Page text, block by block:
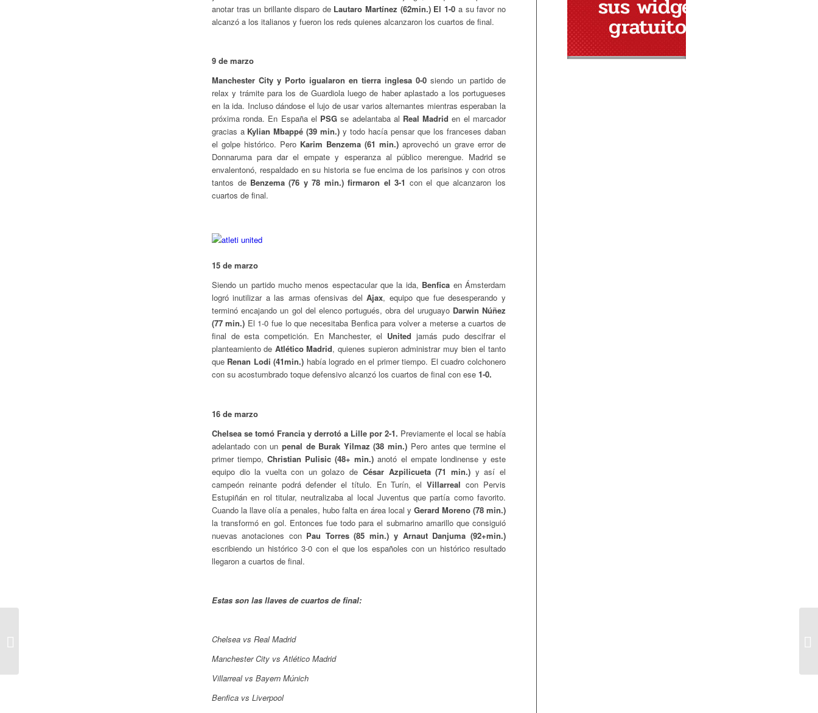
anotar tras un brillante disparo de Lautaro Martínez (62min.) El 1-0 a su favor no
alcanzó a los italianos y fueron los reds quienes alcanzaron los cuartos de final.
9 de marzo
Manchester City y Porto igualaron en tierra inglesa 0-0 siendo un partido de
relax y trámite para los de Guardiola luego de haber aplastado a los portugueses
en la ida. Incluso dándose el lujo de usar varios alternantes mientras esperaban la
próxima ronda. En España el PSG se adelantaba al Real Madrid en el marcador
gracias a Kylian Mbappé (39 min.) y todo hacía pensar que los franceses daban
el golpe histórico. Pero Karim Benzema (61 min.) aprovechó un grave error de
Donnaruma para dar el empate y esperanza al público merengue. Madrid se
envalentonó, respaldado en su historia se fue encima de los parisinos y con otros
tantos de Benzema (76 y 78 min.) firmaron el 3-1 con el que alcanzaron los
cuartos de final.
15 de marzo
Siendo un partido mucho menos espectacular que la ida, Benfica en Ámsterdam
logró inutilizar a las armas ofensivas del Ajax, equipo que fue desesperando y
terminó encajando un gol del elenco portugués, obra del uruguayo Darwin Núñez
(77 min.) El 1-0 fue lo que necesitaba Benfica para volver a meterse a cuartos de
final de esta competición. En Manchester, el United jamás pudo descifrar el
planteamiento de Atlético Madrid, quienes supieron administrar muy bien el tanto
que Renan Lodi (41min.) había logrado en el primer tiempo. El cuadro colchonero
con su acostumbrado toque defensivo alcanzó los cuartos de final con ese 1-0.
16 de marzo
Chelsea se tomó Francia y derrotó a Lille por 2-1. Previamente el local se había
adelantado con un penal de Burak Yilmaz (38 min.) Pero antes que termine el
primer tiempo, Christian Pulisic (48+ min.) anotó el empate londinense y este
equipo dio la vuelta con un golazo de César Azpilicueta (71 min.) y así el
campeón reinante podrá defender el título. En Turín, el Villarreal con Pervis
Estupiñán en rol titular, neutralizaba al local Juventus que partía como favorito.
Cuando la llave olía a penales, hubo falta en área local y Gerard Moreno (78 min.)
la transformó en gol. Entonces fue todo para el submarino amarillo que consiguió
nuevas anotaciones con Pau Torres (85 min.) y Arnaut Danjuma (92+min.)
escribiendo un histórico 3-0 con el que los españoles con un histórico resultado
llegaron a cuartos de final.
Estas son las llaves de cuartos de final:
Chelsea vs Real Madrid
Manchester City vs Atlético Madrid
Villarreal vs Bayern Múnich
Benfica vs Liverpool